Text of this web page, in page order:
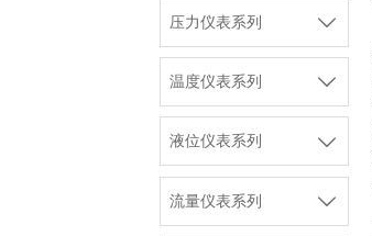
压力仪表系列 
温度仪表系列 
液位仪表系列 
流量仪表系列 